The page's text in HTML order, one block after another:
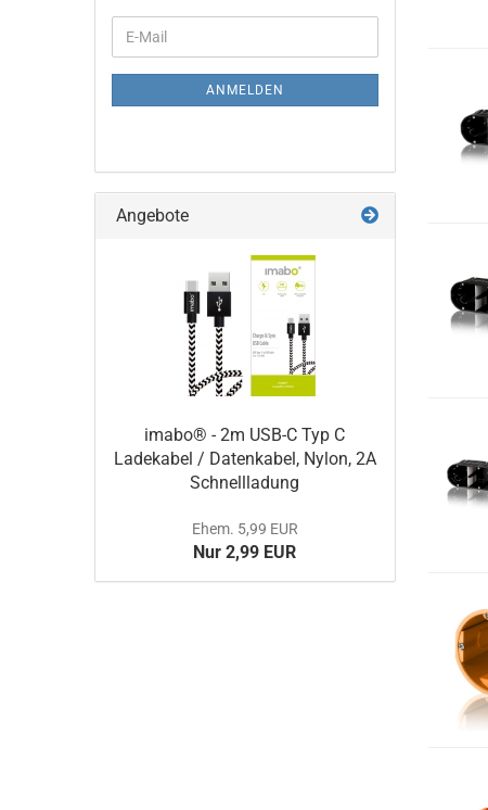
ZUR
E-
Mail
ANMELDEN
Angebote
imabo® - 2m USB-C Typ C
Ladekabel / Datenkabel, Nylon, 2A
Schnellladung
Ehem. 5,99 EUR
Nur 2,99 EUR